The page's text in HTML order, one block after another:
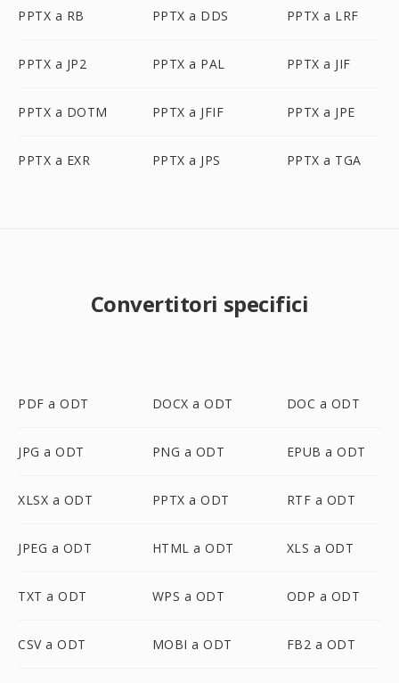
PPTX a RB PPTX a DDS PPTX a LRF
PPTX a JP2 PPTX a PAL PPTX a JIF
PPTX a DOTM PPTX a JFIF PPTX a JPE
PPTX a EXR PPTX a JPS PPTX a TGA
Convertitori specifici
PDF a ODT DOCX a ODT DOC a ODT
JPG a ODT PNG a ODT EPUB a ODT
XLSX a ODT PPTX a ODT RTF a ODT
JPEG a ODT HTML a ODT XLS a ODT
TXT a ODT WPS a ODT ODP a ODT
CSV a ODT MOBI a ODT FB2 a ODT